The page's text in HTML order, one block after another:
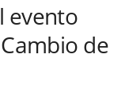
evento
de